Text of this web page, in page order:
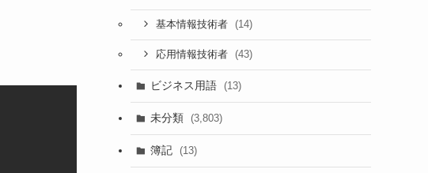
基本情報技術者 (14)
応用情報技術者 (43)
ビジネス用語 (13)
未分類 (3,803)
簿記 (13)